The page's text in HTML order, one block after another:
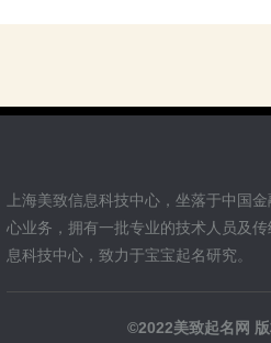
上海美致信息科技中心，坐落于中
心业务，拥有一批专业的技术人员及
息科技中心，致力于宝宝起名研究。
©2022美致起名网